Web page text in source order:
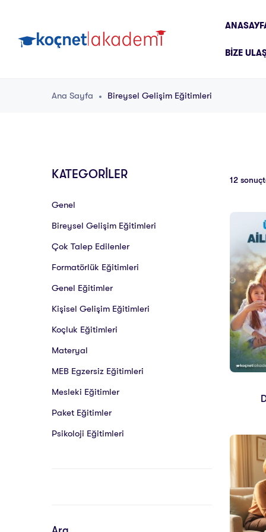
BIZE
Ana Sayfa Bireysel Gelişim Eğitimleri
KATEGORİLER
Genel
Bireysel Gelişim Eğitimleri
Çok Talep Edilenler
Formatörlük Eğitimleri
Genel Eğitimler
Kişisel Gelişim Eğitimleri
Koçluk Eğitimleri
Materyal
MEB Egzersiz Eğitimleri
Mesleki Eğitimler
Paket Eğitimler
Psikoloji Eğitimleri
12